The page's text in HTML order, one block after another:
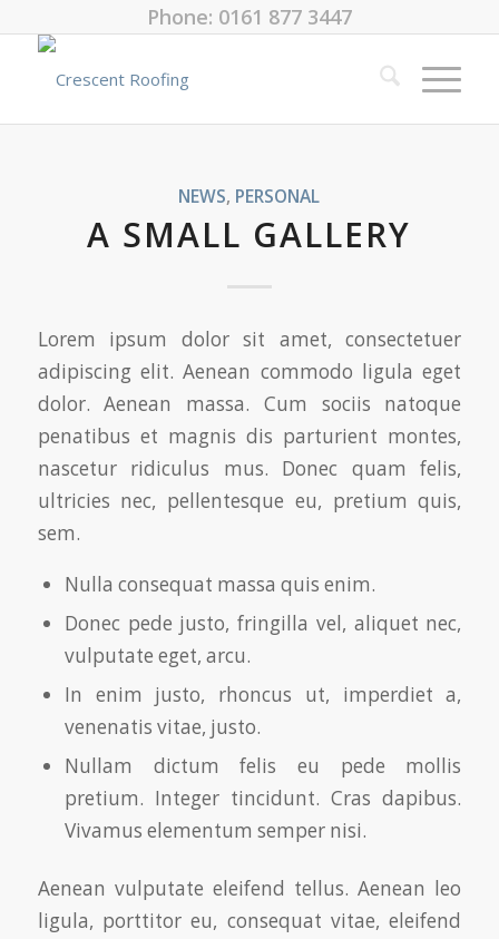
Phone: 0161 877 3447
NEWS, PERSONAL
A SMALL GALLERY
Lorem ipsum dolor sit amet, consectetuer
adipiscing elit. Aenean commodo ligula eget
dolor. Aenean massa. Cum sociis natoque
penatibus et magnis dis parturient montes,
nascetur ridiculus mus. Donec quam felis,
ultricies nec, pellentesque eu, pretium quis,
sem.
Nulla consequat massa quis enim.
Donec pede justo, fringilla vel, aliquet nec,
vulputate eget, arcu.
In enim justo, rhoncus ut, imperdiet a,
venenatis vitae, justo.
Nullam dictum felis eu pede mollis
pretium. Integer tincidunt. Cras dapibus.
Vivamus elementum semper nisi.
Aenean vulputate eleifend tellus. Aenean leo
ligula, porttitor eu, consequat vitae, eleifend